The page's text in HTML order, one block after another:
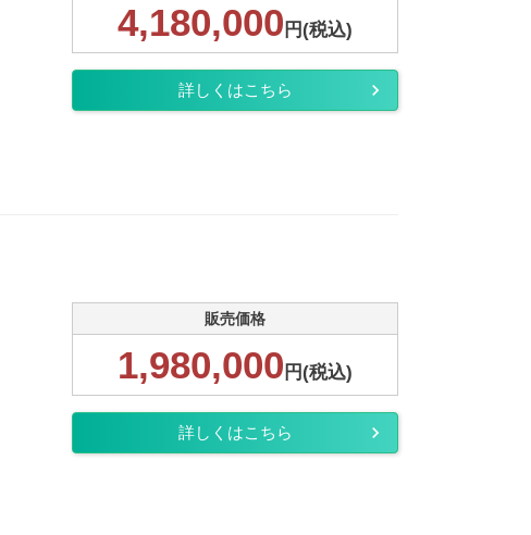
4,180,000 円(税込)
詳しくはこちら
販売価格
1,980,000 円(税込)
詳しくはこちら